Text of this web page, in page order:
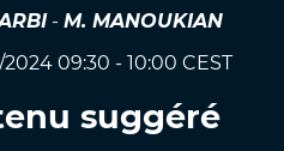
- M. MANOUKIAN
09:30 - 10:00 CEST
suggéré